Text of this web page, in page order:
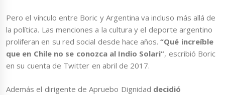
Pero el vínculo entre Boric y Argentina va incluso más allá de
la política. Las menciones a la cultura y el deporte argentino
proliferan en su red social desde hace años. “Qué increíble
que en Chile no se conozca al Indio Solari”, escribió Boric
en su cuenta de Twitter en abril de 2017.
Además el dirigente de Apruebo Dignidad decidió